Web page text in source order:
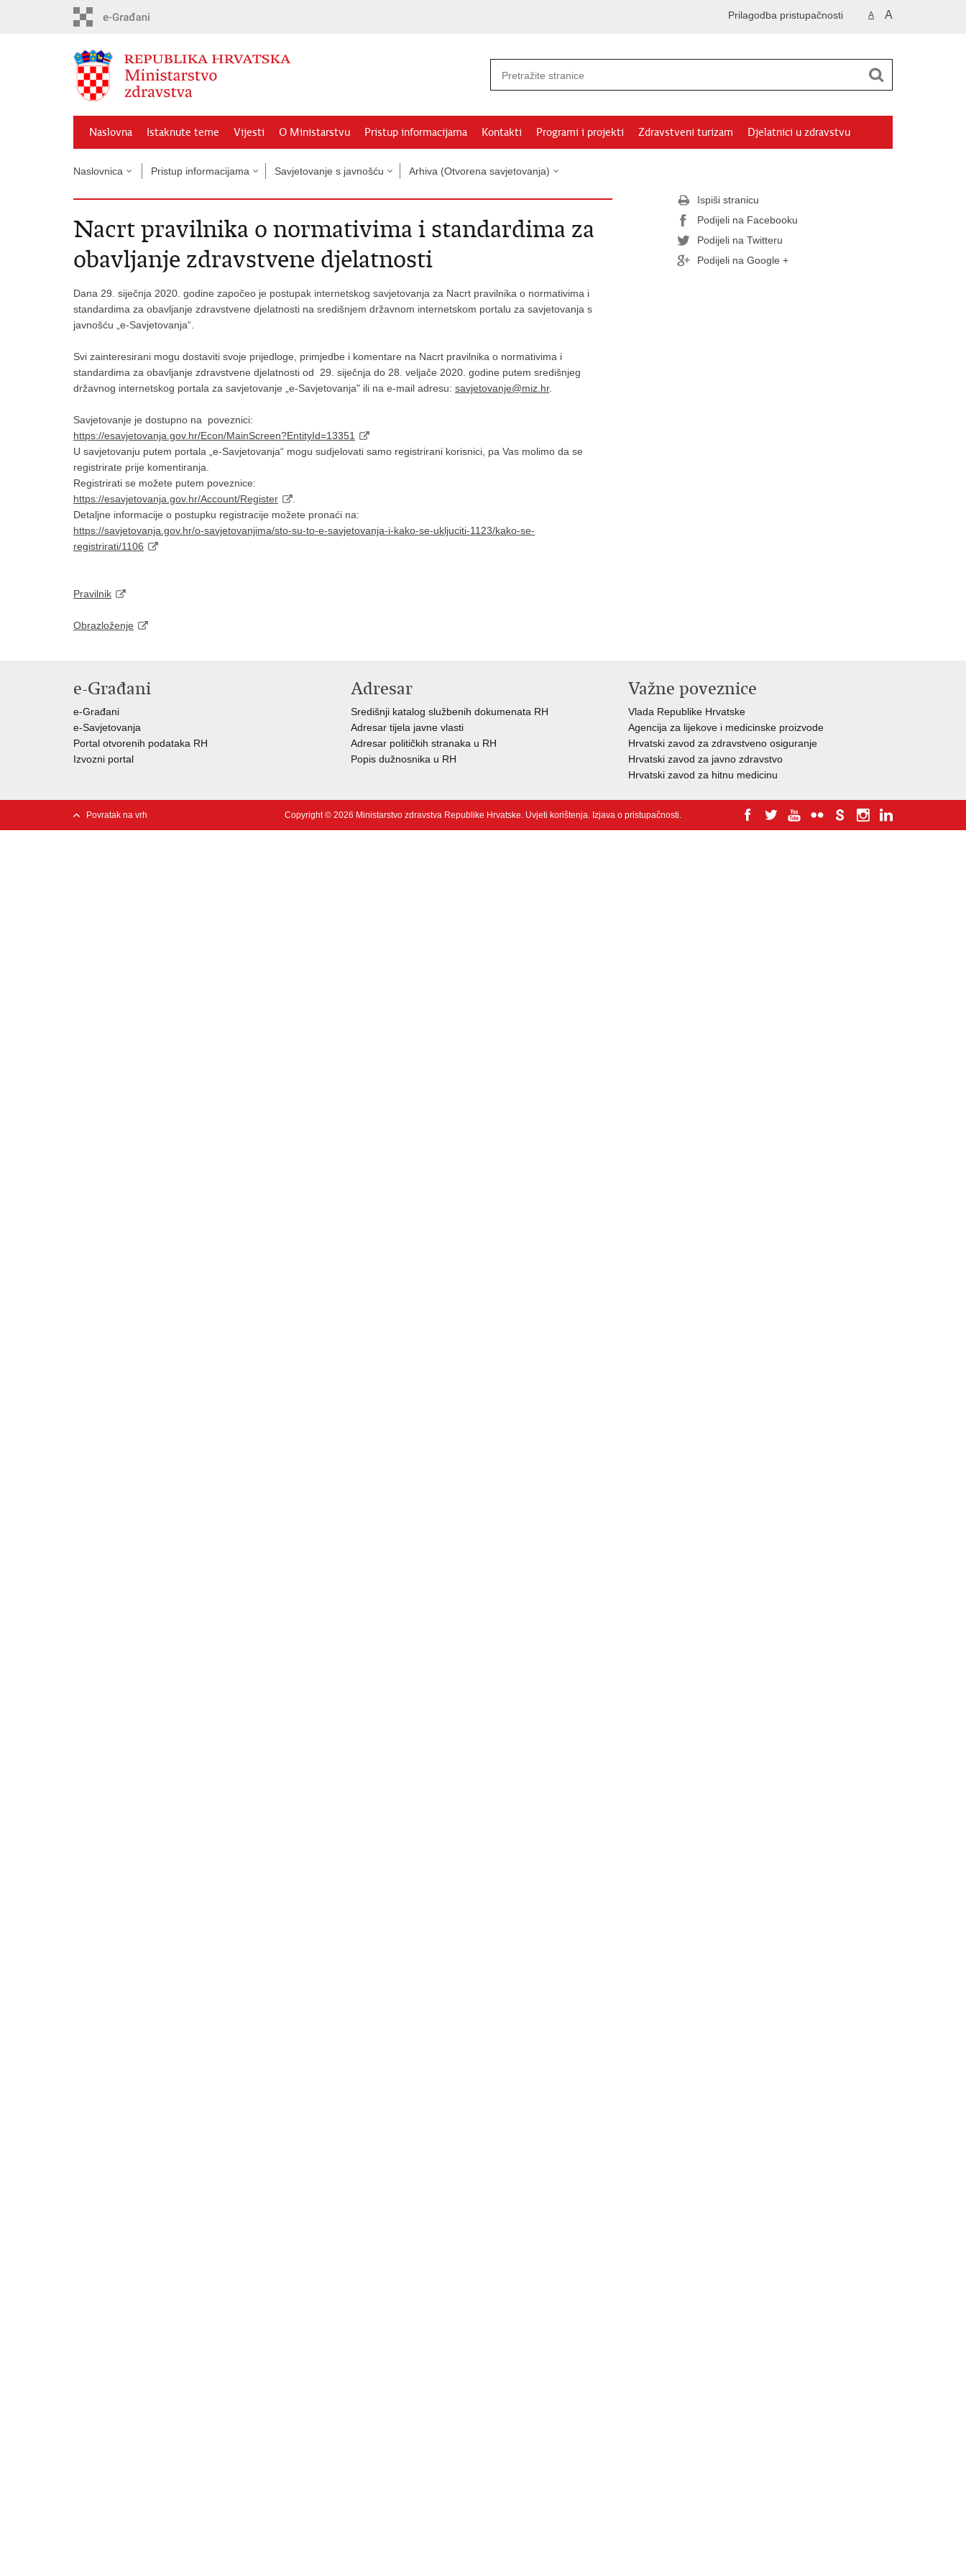
A A
Prilagodba pristupačnosti
Naslovna Istaknute teme Vijesti O Ministarstvu Pristup informacijama Kontakti Programi i projekti Zdravstveni turizam Djelatnici u zdravstvu
Naslovnica Pristup informacijama Savjetovanje s javnošću Arhiva (Otvorena savjetovanja)
Nacrt pravilnika o normativima i standardima za
obavljanje zdravstvene djelatnosti
Dana 29. siječnja 2020. godine započeo je postupak internetskog savjetovanja za Nacrt pravilnika o normativima i
standardima za obavljanje zdravstvene djelatnosti na središnjem državnom internetskom portalu za savjetovanja s
javnošću „e-Savjetovanja“.
Svi zainteresirani mogu dostaviti svoje prijedloge, primjedbe i komentare na Nacrt pravilnika o normativima i
standardima za obavljanje zdravstvene djelatnosti od 29. siječnja do 28. veljače 2020. godine putem središnjeg
državnog internetskog portala za savjetovanje „e-Savjetovanja" ili na e-mail adresu: savjetovanje@miz.hr.
Savjetovanje je dostupno na poveznici:
https://esavjetovanja.gov.hr/Econ/MainScreen?EntityId=13351
U savjetovanju putem portala „e-Savjetovanja“ mogu sudjelovati samo registrirani korisnici, pa Vas molimo da se
registrirate prije komentiranja.
Registrirati se možete putem poveznice:
https://esavjetovanja.gov.hr/Account/Register
Detaljne informacije o postupku registracije možete pronaći na:
https://savjetovanja.gov.hr/o-savjetovanjima/sto-su-to-e-savjetovanja-i-kako-se-ukljuciti-1123/kako-se-
registrirati/1106
Pravilnik
Obrazloženje
Ispiši stranicu
Podijeli na Facebooku
Podijeli na Twitteru
Podijeli na Google +
e-Građani
e-Građani
e-Savjetovanja
Portal otvorenih podataka RH
Izvozni portal
Adresar
Središnji katalog službenih dokumenata RH
Adresar tijela javne vlasti
Adresar političkih stranaka u RH
Popis dužnosnika u RH
Važne poveznice
Vlada Republike Hrvatske
Agencija za lijekove i medicinske proizvode
Hrvatski zavod za zdravstveno osiguranje
Hrvatski zavod za javno zdravstvo
Hrvatski zavod za hitnu medicinu
Povratak na vrh Copyright © 2026 Ministarstvo zdravstva Republike Hrvatske. Uvjeti korištenja. Izjava o pristupačnosti.